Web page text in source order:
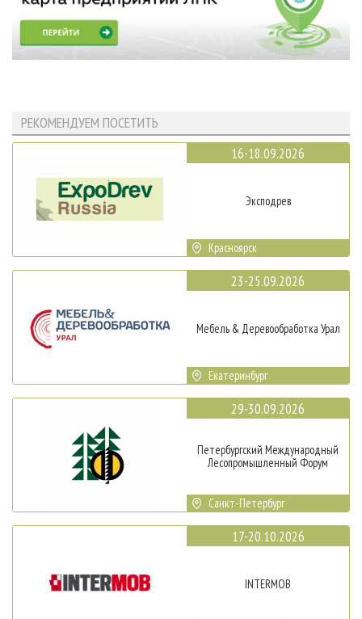
РЕКОМЕНДУЕМ ПОСЕТИТЬ
16-18.09.2026
Эксподрев
Красноярск
23-25.09.2026
Мебель & Деревообработка Урал
Екатеринбург
29-30.09.2026
Петербургский Международный
Лесопромышленный Форум
Санкт-Петербург
17-20.10.2026
INTERMOB